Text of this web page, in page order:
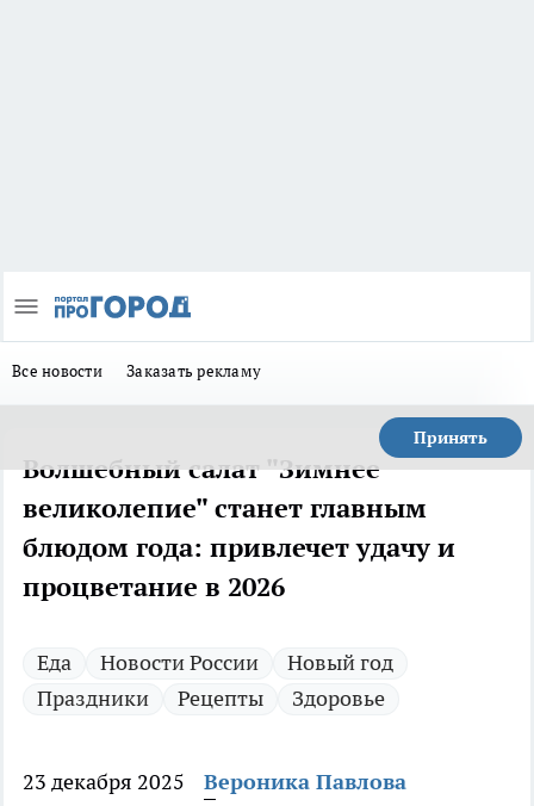
Все новости Заказать рекламу
Принять
Волшебный салат "Зимнее
великолепие" станет главным
блюдом года: привлечет удачу и
процветание в 2026
Еда Новости России
Новый год
Праздники
Рецепты Здоровье
23 декабря 2025
Вероника Павлова